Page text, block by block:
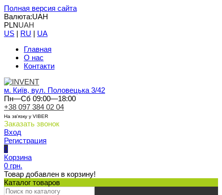
Полная версия сайта
Валюта:UAH
PLNUAH
US | RU | UA
Главная
О нас
Контакти
м. Київ, вул. Половецька 3/42
Пн—Сб 09:00—18:00
+38 097 384 02 04
На зв'язку у VIBER
Заказать звонок
Вход
Регистрация
0
Корзина
0 грн.
Товар добавлен в корзину!
Каталог товаров